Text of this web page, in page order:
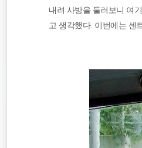
내려 사방을 둘러보니 여
고 생각했다. 이번에는 센